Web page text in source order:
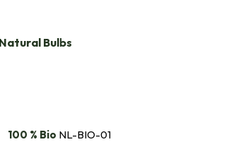
Natural Bulbs
100 % Bio NL-BIO-01